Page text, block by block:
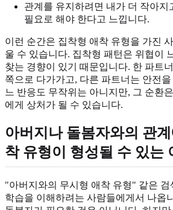
관계를 유지하려면 내가 더 작아지
필요로 해야 한다고 느낍니다.
이런 순간은 집착형 애착 유형을 가진
울 수 있습니다. 집착형 패턴은 위협이
찾는 경향이 있기 때문입니다. 한 파트
쪽으로 다가가고, 다른 파트너는 안전
느 반응도 무작위는 아니지만, 그 순환
에게 상처가 될 수 있습니다.
아버지나 돌봄자와의 관
착 유형이 형성될 수 있는
"아버지와의 무시형 애착 유형" 같은 검
학습을 이해하려는 사람들에게서 나옵